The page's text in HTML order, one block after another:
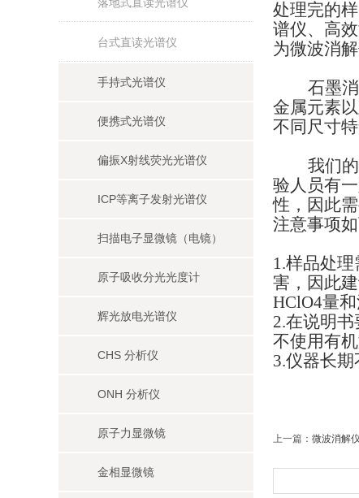
台式直读光谱仪
手持式光谱仪
便携式光谱仪
偏振X射线荧光光谱仪
ICP等离子发射光谱仪
扫描电子显微镜（电镜）
原子吸收分光光度计
辉光放电光谱仪
CHS 分析仪
ONH 分析仪
原子力显微镜
金相显微镜
处理完的
谱仪、高
为微波消
石墨
金属元素
不同尺寸
我们
验人员有
性，因此
注意事项
1.样品处
害，因此
HClO4量
2.在说明
不使用有
3.仪器长期
上一篇： 微波消解